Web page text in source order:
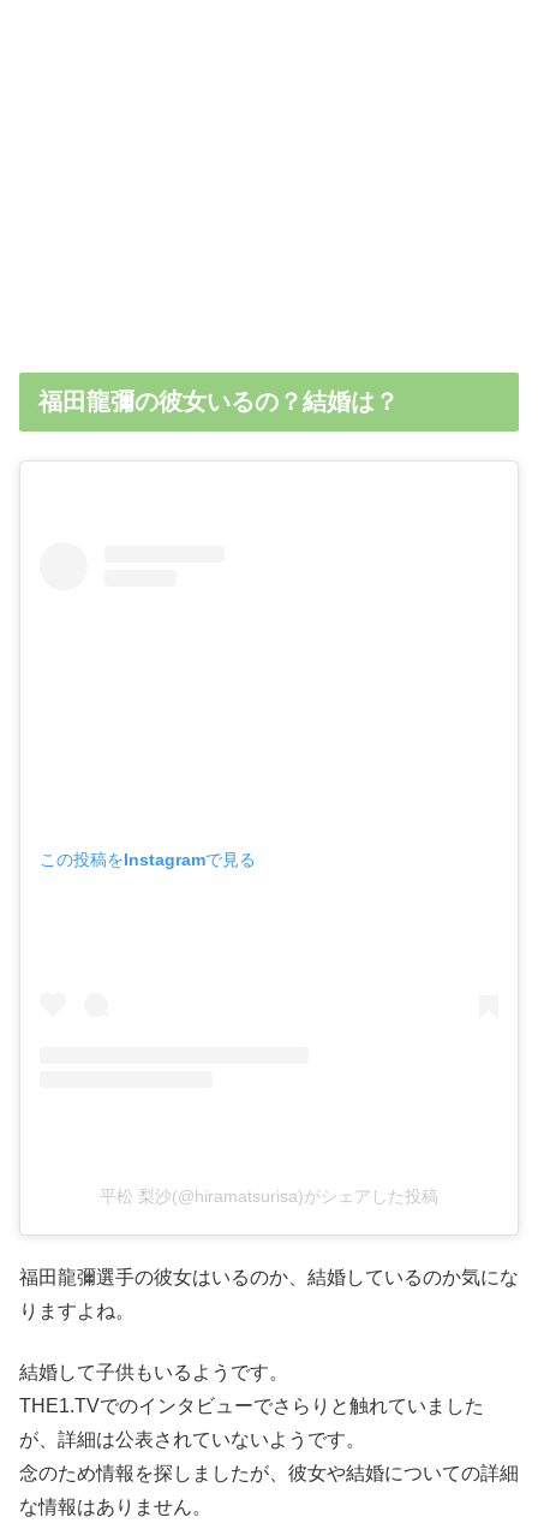
福田龍彌の彼女いるの？結婚は？
この投稿をInstagramで見る
平松 梨沙(@hiramatsurisa)がシェアした投稿
福田龍彌選手の彼女はいるのか、結婚しているのか気にな
りますよね。
結婚して子供もいるようです。
THE1.TVでのインタビューでさらりと触れていました
が、詳細は公表されていないようです。
念のため情報を探しましたが、彼女や結婚についての詳細
な情報はありません。